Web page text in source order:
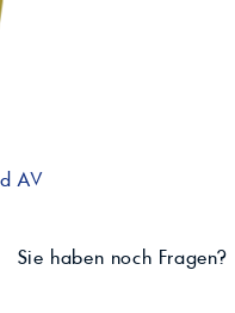
AV
Sie haben noch Fragen?